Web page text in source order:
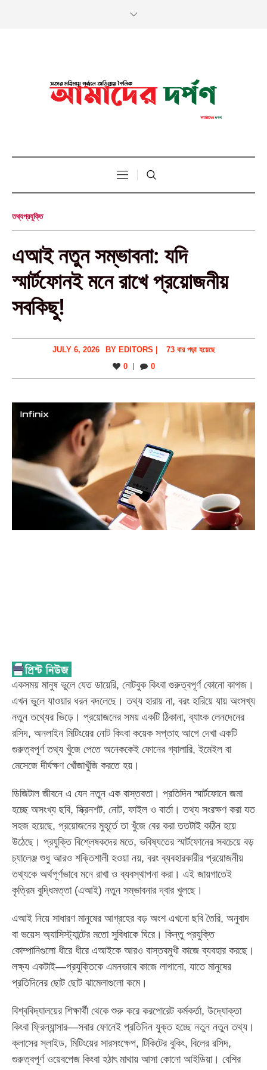
তথ্যপ্রযুক্তি
এআই নতুন সম্ভাবনা: যদি
স্মার্টফোনই মনে রাখে প্রয়োজনীয়
সবকিছু!
JULY 6, 2026 BY EDITORS |
73 বার পড়া হয়েছে
0
0
একসময় মানুষ ভুলে যেত ডায়েরি, নোটবুক কিংবা গুরুত্বপূর্ণ কোনো কাগজ।
এখন ভুলে যাওয়ার ধরন বদলেছে। তথ্য হারায় না, বরং হারিয়ে যায় অংসখ্য
নতুন তথ্যের ভিড়ে। প্রয়োজনের সময় একটি ঠিকানা, ব্যাংক লেনদেনের
রসিদ, অনলাইন মিটিংয়ের নোট কিংবা কয়েক সপ্তাহ আগে দেখা একটি
গুরুত্বপূর্ণ তথ্য খুঁজে পেতে অনেককেই ফোনের গ্যালারি, ইমেইল বা
মেসেজে দীর্ঘক্ষণ খোঁজাখুঁজি করতে হয়।
ডিজিটাল জীবনে এ যেন নতুন এক বাস্তবতা। প্রতিদিন স্মার্টফোনে জমা
হচ্ছে অসংখ্য ছবি, স্ক্রিনশট, নোট, ফাইল ও বার্তা। তথ্য সংরক্ষণ করা যত
সহজ হয়েছে, প্রয়োজনের মুহূর্তে তা খুঁজে বের করা ততটাই কঠিন হয়ে
উঠেছে। প্রযুক্তি বিশ্লেষকদের মতে, ভবিষ্যতের স্মার্টফোনের সবচেয়ে বড়
চ্যালেঞ্জ শুধু আরও শক্তিশালী হওয়া নয়, বরং ব্যবহারকারীর প্রয়োজনীয়
তথ্যকে অর্থপূর্ণভাবে মনে রাখা ও ব্যবস্থাপনা করা। এই জায়গাতেই
কৃত্রিম বুদ্ধিমত্তা (এআই) নতুন সম্ভাবনার দ্বার খুলছে।
এআই নিয়ে সাধারণ মানুষের আগ্রহের বড় অংশ এখনো ছবি তৈরি, অনুবাদ
বা ভয়েস অ্যাসিস্ট্যান্টের মতো সুবিধাকে ঘিরে। কিন্তু প্রযুক্তি
কোম্পানিগুলো ধীরে ধীরে এআইকে আরও বাস্তবমুখী কাজে ব্যবহার করছে।
লক্ষ্য একটাই—প্রযুক্তিকে এমনভাবে কাজে লাগানো, যাতে মানুষের
প্রতিদিনের ছোট ছোট ঝামেলাগুলো কমে।
বিশ্ববিদ্যালয়ের শিক্ষার্থী থেকে শুরু করে করপোরেট কর্মকর্তা, উদ্যোক্তা
কিংবা ফ্রিল্যান্সার—সবার ফোনেই প্রতিদিন যুক্ত হচ্ছে নতুন নতুন তথ্য।
ক্লাসের স্লাইড, মিটিংয়ের সারসংক্ষেপ, টিকিটের বুকিং, বিলের রসিদ,
গুরুত্বপূর্ণ ওয়েবপেজ কিংবা হঠাৎ মাথায় আসা কোনো আইডিয়া। বেশির